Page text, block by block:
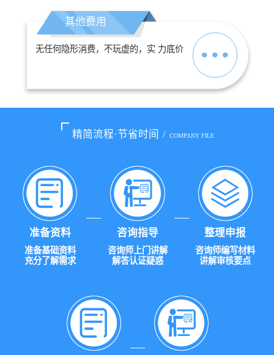
其他费用
无任何隐形消费，不玩虚的，实 力底价
精简流程·节省时间 / COMPANY FILE
准备资料
准备基础资料
充分了解需求
咨询指导
咨询师上门讲解
解答认证疑惑
整理申报
咨询师编写材料
讲解审核要点